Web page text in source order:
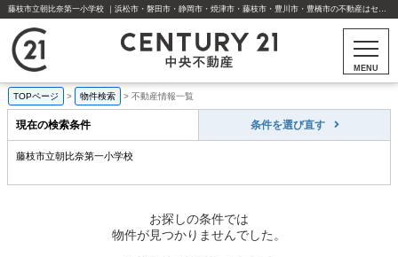
藤枝市立朝比奈第一小学校 ｜浜松市・磐田市・静岡市・焼津市・藤枝市・豊川市・豊橋市の不動産はセンチュリー21中央不動産
MENU
TOPページ > 物件検索 > 不動産情報一覧
現在の検索条件 条件を選び直す
藤枝市立朝比奈第一小学校
お探しの条件では
物件が見つかりませんでした。